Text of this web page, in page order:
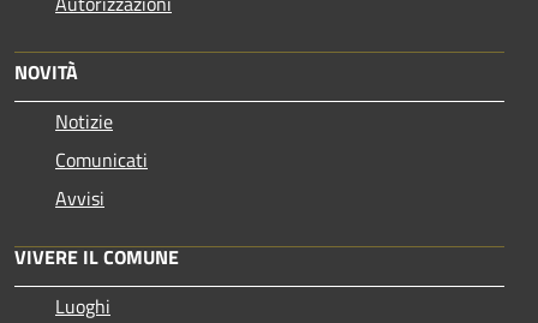
NOVITÀ
Notizie
Comunicati
Avvisi
VIVERE IL COMUNE
Luoghi